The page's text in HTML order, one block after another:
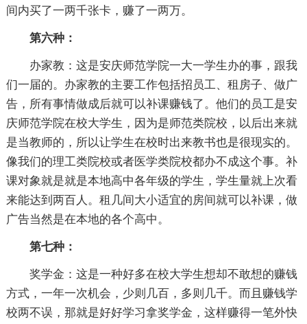
间内买了一两千张卡，赚了一两万。
第六种：
办家教：这是安庆师范学院一大一学生办的事，跟我
们一届的。办家教的主要工作包括招员工、租房子、做广
告，所有事情做成后就可以补课赚钱了。他们的员工是安
庆师范学院在校大学生，因为是师范类院校，以后出来就
是当教师的，所以让学生在校时出来教书也是很现实的。
像我们的理工类院校或者医学类院校都办不成这个事。补
课对象就是就是本地高中各年级的学生，学生量就上次看
来能达到两百人。租几间大小适宜的房间就可以补课，做
广告当然是在本地的各个高中。
第七种：
奖学金：这是一种好多在校大学生想却不敢想的赚钱
方式，一年一次机会，少则几百，多则几千。而且赚钱学
校两不误，那就是好好学习拿奖学金，这样赚得一笔外快